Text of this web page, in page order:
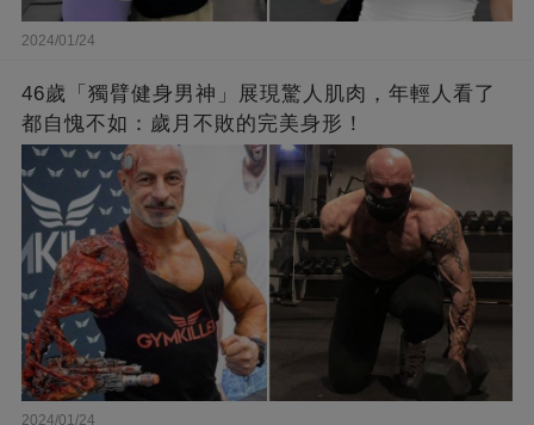
2024/01/24
46歲「獨臂健身男神」展現驚人肌肉，年輕人看了
都自愧不如：歲月不敗的完美身形！
2024/01/24